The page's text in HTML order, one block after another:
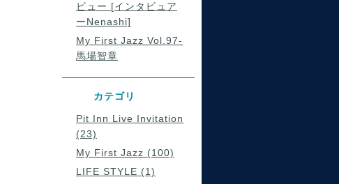
ビュー [インタビュア
ーNenashi]
My First Jazz Vol.97-
馬場智章
カテゴリ
Pit Inn Live Invitation
(23)
My First Jazz (100)
LIFE STYLE (1)